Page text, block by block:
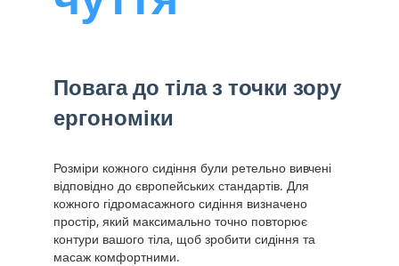
Повага до тіла з точки зору
ергономіки
Розміри кожного сидіння були ретельно вивчені
відповідно до європейських стандартів. Для
кожного гідромасажного сидіння визначено
простір, який максимально точно повторює
контури вашого тіла, щоб зробити сидіння та
масаж комфортними.